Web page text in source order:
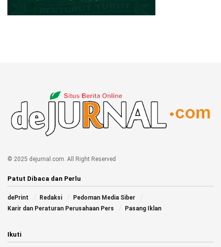
© 2025 dejurnal.com. All Right Reserved
Patut Dibaca dan Perlu
dePrint Redaksi
Pedoman Media Siber
Karir dan Peraturan Perusahaan Pers
Pasang Iklan
Ikuti